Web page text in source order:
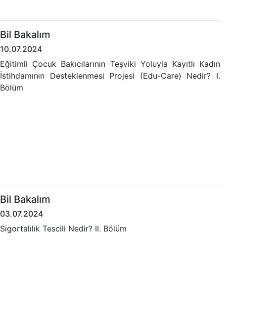
Bil Bakalım
10.07.2024
Eğitimli Çocuk Bakıcılarının Teşviki Yoluyla Kayıtlı Kadın
İstihdamının Desteklenmesi Projesi (Edu-Care) Nedir? I.
Bölüm
Bil Bakalım
03.07.2024
Sigortalılık Tescili Nedir? II. Bölüm